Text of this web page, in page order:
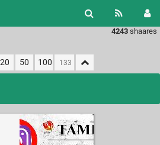
4243 shaares
20 50 100